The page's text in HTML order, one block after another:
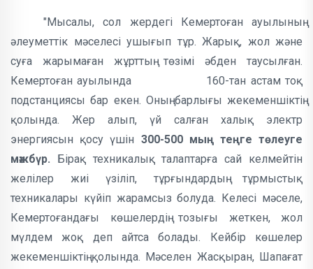
"Мысалы, сол жердегі Кемертоған ауылының
әлеуметтік мәселесі ушығып тұр. Жарық, жол және
суға жарымаған жұрттың төзімі әбден таусылған.
Кемертоған ауылында 160-тан астам тоқ
подстанциясы бар екен. Оның барлығы жекеменшіктің
қолында. Жер алып, үй салған халық электр
энергиясын қосу үшін 300-500 мың теңге төлеуге
мәжбүр.
Бірақ техникалық талаптарға сай келмейтін
желілер жиі үзіліп, тұрғындардың тұрмыстық
техникалары күйіп жарамсыз болуда. Келесі мәселе,
Кемертоғандағы көшелердің тозығы жеткен, жол
мүлдем жоқ деп айтса болады. Кейбір көшелер
жекеменшіктің қолында. Мәселен Жасқыран, Шапағат